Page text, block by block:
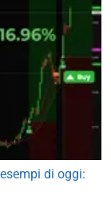
di oggi: